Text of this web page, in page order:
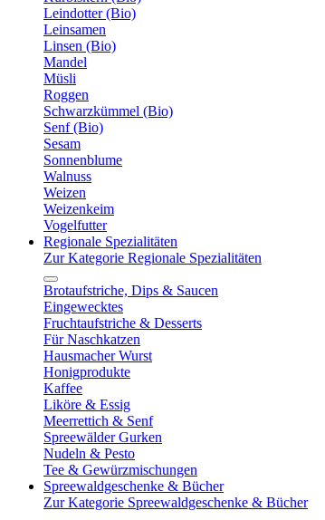
Leindotter (Bio)
Leinsamen
Linsen (Bio)
Mandel
Müsli
Roggen
Schwarzkümmel (Bio)
Senf (Bio)
Sesam
Sonnenblume
Walnuss
Weizen
Weizenkeim
Vogelfutter
Regionale Spezialitäten
Zur Kategorie Regionale Spezialitäten
Brotaufstriche, Dips & Saucen
Eingewecktes
Fruchtaufstriche & Desserts
Für Naschkatzen
Hausmacher Wurst
Honigprodukte
Kaffee
Liköre & Essig
Meerrettich & Senf
Spreewälder Gurken
Nudeln & Pesto
Tee & Gewürzmischungen
Spreewaldgeschenke & Bücher
Zur Kategorie Spreewaldgeschenke & Bücher